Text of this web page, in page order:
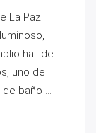
La Paz
hall de
uno de
baño ...